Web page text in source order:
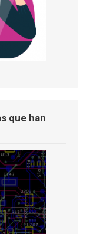
que han